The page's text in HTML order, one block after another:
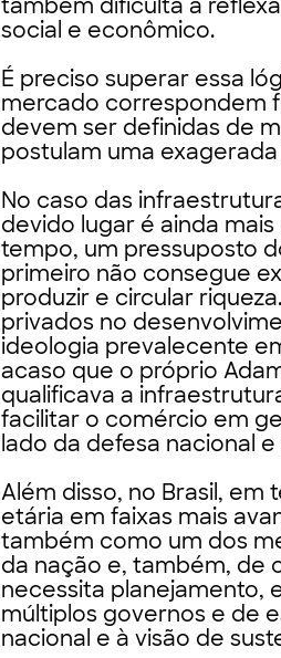
também dificulta a
social e econômico.
É preciso superar essa
mercado correspondem
devem ser definidas de
postulam uma
No caso das
devido lugar é ainda
tempo, um pressuposto
primeiro não consegue
produzir e circular
privados no
ideologia prevalecente
acaso que o próprio
qualificava a
facilitar o comércio em
lado da defesa nacional
Além disso, no Brasil,
etária em faixas mais
também como um dos
da nação e, também, de
necessita planejamento,
múltiplos governos e de
nacional e à visão de